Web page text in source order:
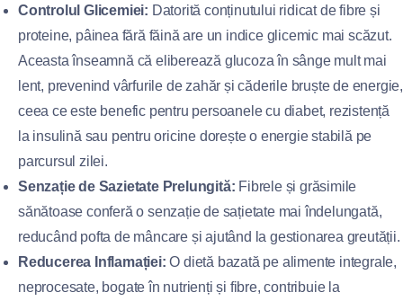
Controlul Glicemiei: Datorită conținutului ridicat de fibre și
proteine, pâinea fără făină are un indice glicemic mai scăzut.
Aceasta înseamnă că eliberează glucoza în sânge mult mai
lent, prevenind vârfurile de zahăr și căderile bruște de energie,
ceea ce este benefic pentru persoanele cu diabet, rezistență
la insulină sau pentru oricine dorește o energie stabilă pe
parcursul zilei.
Senzație de Sazietate Prelungită: Fibrele și grăsimile
sănătoase conferă o senzație de sațietate mai îndelungată,
reducând pofta de mâncare și ajutând la gestionarea greutății.
Reducerea Inflamației: O dietă bazată pe alimente integrale,
neprocesate, bogate în nutrienți și fibre, contribuie la